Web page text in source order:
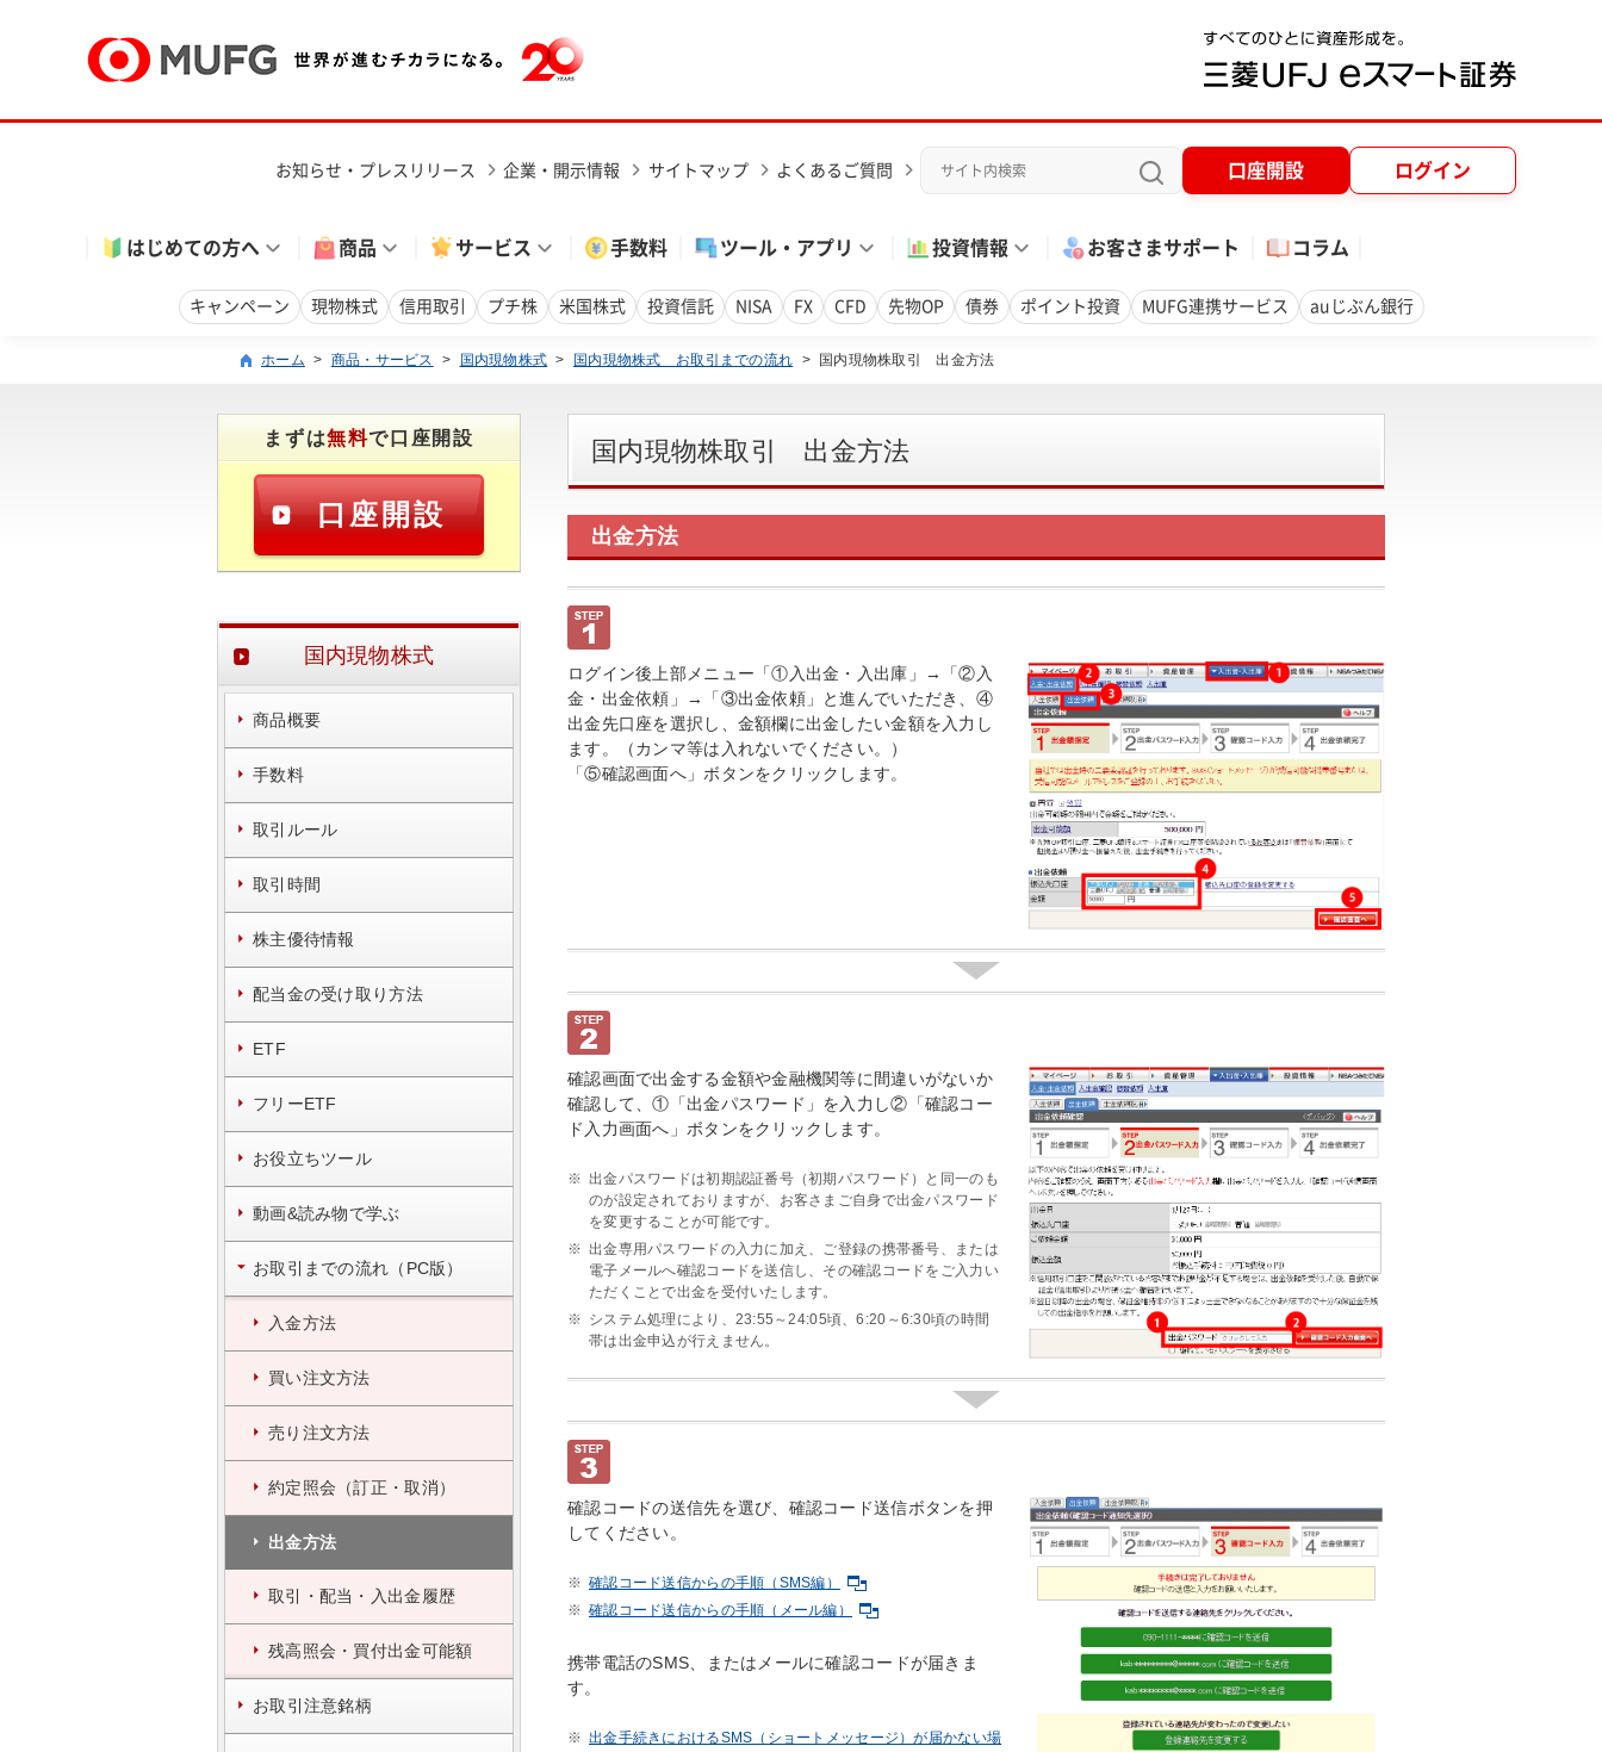
お知らせ・プレスリリース 企業・開示情報 サイトマップ よくあるご質問 口座開設 ログイン
はじめての方へ 商品 サービス 手数料 ツール・アプリ 投資情報 お客さまサポート コラム
キャンペーン 現物株式 信用取引 プチ株 米国株式 投資信託 NISA FX CFD 先物OP 債券 ポイント投資 MUFG連携サービス auじぶん銀行
ホーム > 商品・サービス > 国内現物株式 > 国内現物株式 お取引までの流れ > 国内現物株取引 出金方法
国内現物株取引 出金方法
出金方法
ログイン後上部メニュー「①入出金・入出庫」→「②入
金・出金依頼」→「③出金依頼」と進んでいただき、④
出金先口座を選択し、金額欄に出金したい金額を入力し
ます。（カンマ等は入れないでください。）
「⑤確認画面へ」ボタンをクリックします。
確認画面で出金する金額や金融機関等に間違いがないか
確認して、①「出金パスワード」を入力し②「確認コー
ド入力画面へ」ボタンをクリックします。
※ 出金パスワードは初期認証番号（初期パスワード）と同一のも
のが設定されておりますが、お客さまご自身で出金パスワード
を変更することが可能です。
※ 出金専用パスワードの入力に加え、ご登録の携帯番号、または
電子メールへ確認コードを送信し、その確認コードをご入力い
ただくことで出金を受付いたします。
※ システム処理により、23:55～24:05頃、6:20～6:30頃の時間
帯は出金申込が行えません。
確認コードの送信先を選び、確認コード送信ボタンを押
してください。
※ 確認コード送信からの手順（SMS編）
※ 確認コード送信からの手順（メール編）
携帯電話のSMS、またはメールに確認コードが届きま
す。
※ 出金手続きにおけるSMS（ショートメッセージ）が届かない場
まずは無料で口座開設
口座開設
国内現物株式
商品概要
手数料
取引ルール
取引時間
株主優待情報
配当金の受け取り方法
ETF
フリーETF
お役立ちツール
動画&読み物で学ぶ
お取引までの流れ（PC版）
入金方法
買い注文方法
売り注文方法
約定照会（訂正・取消）
出金方法
取引・配当・入出金履歴
残高照会・買付出金可能額
お取引注意銘柄